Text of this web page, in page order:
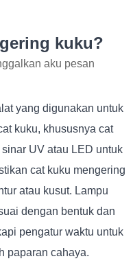
kuku?
aku pesan
yang digunakan untuk
kuku, khususnya cat
UV atau LED untuk
cat kuku mengering
atau kusut. Lampu
dengan bentuk dan
pengatur waktu untuk
paparan cahaya.